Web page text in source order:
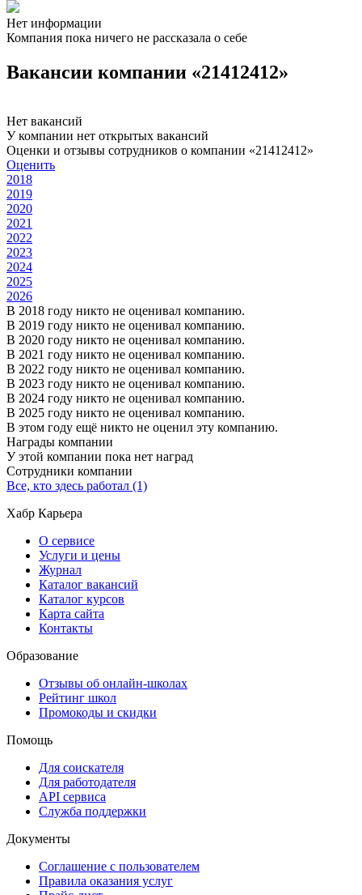
Нет информации
Компания пока ничего не рассказала о себе
Вакансии компании «21412412»
Нет вакансий
У компании нет открытых вакансий
Оценки и отзывы сотрудников о компании «21412412»
Оценить
2018
2019
2020
2021
2022
2023
2024
2025
2026
В 2018 году никто не оценивал компанию.
В 2019 году никто не оценивал компанию.
В 2020 году никто не оценивал компанию.
В 2021 году никто не оценивал компанию.
В 2022 году никто не оценивал компанию.
В 2023 году никто не оценивал компанию.
В 2024 году никто не оценивал компанию.
В 2025 году никто не оценивал компанию.
В этом году ещё никто не оценил эту компанию.
Награды компании
У этой компании пока нет наград
Сотрудники компании
Все, кто здесь работал (1)
Хабр Карьера
О сервисе
Услуги и цены
Журнал
Каталог вакансий
Каталог курсов
Карта сайта
Контакты
Образование
Отзывы об онлайн-школах
Рейтинг школ
Промокоды и скидки
Помощь
Для соискателя
Для работодателя
API сервиса
Служба поддержки
Документы
Соглашение с пользователем
Правила оказания услуг